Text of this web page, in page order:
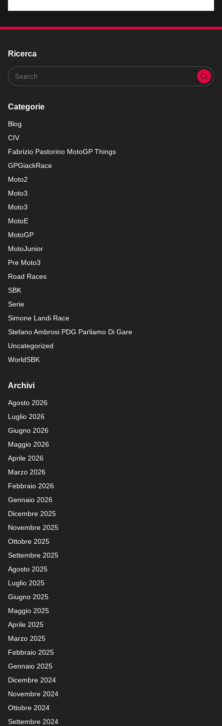
Ricerca
Categorie
Blog
CIV
Fabrizio Pastorino MotoGP Things
GPGiackRace
Moto2
Moto3
Moto3
MotoE
MotoGP
MotoJunior
Pre Moto3
Road Races
SBK
Serie
Simone Landi Race
Stefano Ambrosi PDG Parliamo Di Gare
Uncategorized
WorldSBK
Archivi
Agosto 2026
Luglio 2026
Giugno 2026
Maggio 2026
Aprile 2026
Marzo 2026
Febbraio 2026
Gennaio 2026
Dicembre 2025
Novembre 2025
Ottobre 2025
Settembre 2025
Agosto 2025
Luglio 2025
Giugno 2025
Maggio 2025
Aprile 2025
Marzo 2025
Febbraio 2025
Gennaio 2025
Dicembre 2024
Novembre 2024
Ottobre 2024
Settembre 2024